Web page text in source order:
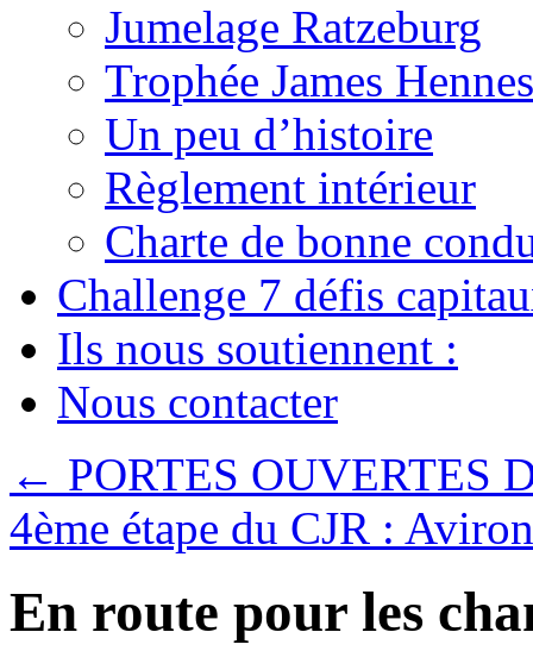
Jumelage Ratzeburg
Trophée James
Un peu d’histoire
Règlement intérieur
Charte de bonne
Challenge 7 défis
Ils nous soutiennent :
Nous contacter
← PORTES OUVERTES
4ème étape du CJR :
En route pour les